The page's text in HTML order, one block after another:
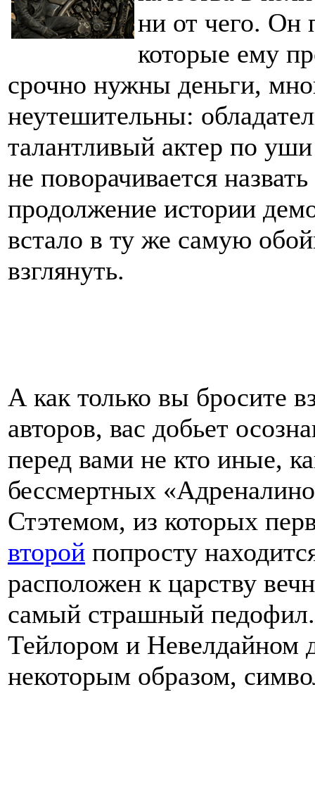
ни от чего. Он
которые ему
срочно нужны деньги,
неутешительны:
талантливый актер по
не поворачивается
продолжение истории
встало в ту же самую
взглянуть.
А как только вы бросите
авторов, вас добьет
перед вами не кто иные,
бессмертных
Стэтемом, из которых
второй попросту
расположен к царству
самый страшный
Тейлором и Невелдайном
некоторым образом,